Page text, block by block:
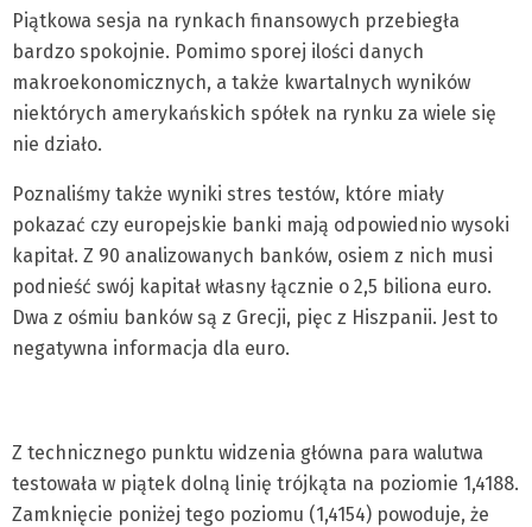
Piątkowa sesja na rynkach finansowych przebiegła
bardzo spokojnie. Pomimo sporej ilości danych
makroekonomicznych, a także kwartalnych wyników
niektórych amerykańskich spółek na rynku za wiele się
nie działo.
Poznaliśmy także wyniki stres testów, które miały
pokazać czy europejskie banki mają odpowiednio wysoki
kapitał. Z 90 analizowanych banków, osiem z nich musi
podnieść swój kapitał własny łącznie o 2,5 biliona euro.
Dwa z ośmiu banków są z Grecji, pięc z Hiszpanii. Jest to
negatywna informacja dla euro.
Z technicznego punktu widzenia główna para walutwa
testowała w piątek dolną linię trójkąta na poziomie 1,4188.
Zamknięcie poniżej tego poziomu (1,4154) powoduje, że